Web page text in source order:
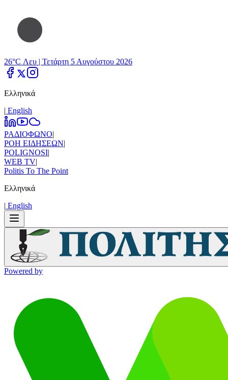
26°C Λευ | Τετάρτη 5 Αυγούστου 2026
Ελληνικά
| Εnglish
ΡΑΔΙΟΦΩΝΟ|
ΡΟΗ ΕΙΔΗΣΕΩΝ|
POLIGNOSI|
WEB TV|
Politis To The Point
Ελληνικά
| Εnglish
Powered by